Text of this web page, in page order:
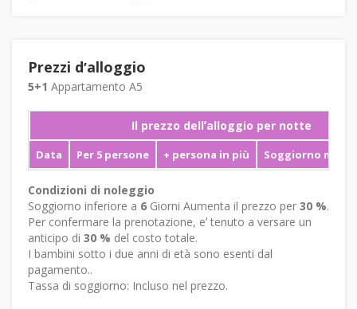
Prezzi dʼalloggio
5+1 Appartamento A5
Il prezzo dellʼalloggio per notte
Data Per 5 persone + persona in più Soggiorno
Condizioni di noleggio
Soggiorno inferiore a 6 Giorni Aumenta il prezzo per 30 %.
Per confermare la prenotazione, eʼ tenuto a versare un
anticipo di 30 % del costo totale.
I bambini sotto i due anni di età sono esenti dal
pagamento..
Tassa di soggiorno: Incluso nel prezzo.